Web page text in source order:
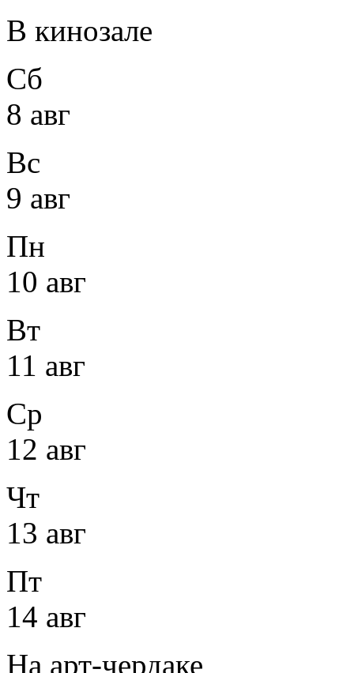
В кинозале
Сб
8 авг
Вс
9 авг
Пн
10 авг
Вт
11 авг
Ср
12 авг
Чт
13 авг
Пт
14 авг
На арт-чердаке